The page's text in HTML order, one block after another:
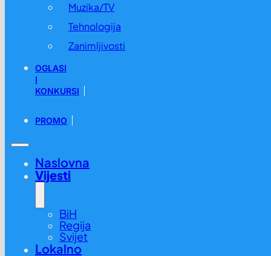
Muzika/TV
Tehnologija
Zanimljivosti
OGLASI
I
KONKURSI
PROMO
Naslovna
Vijesti
BiH
Regija
Svijet
Lokalno